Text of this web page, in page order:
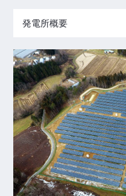
発電所概要